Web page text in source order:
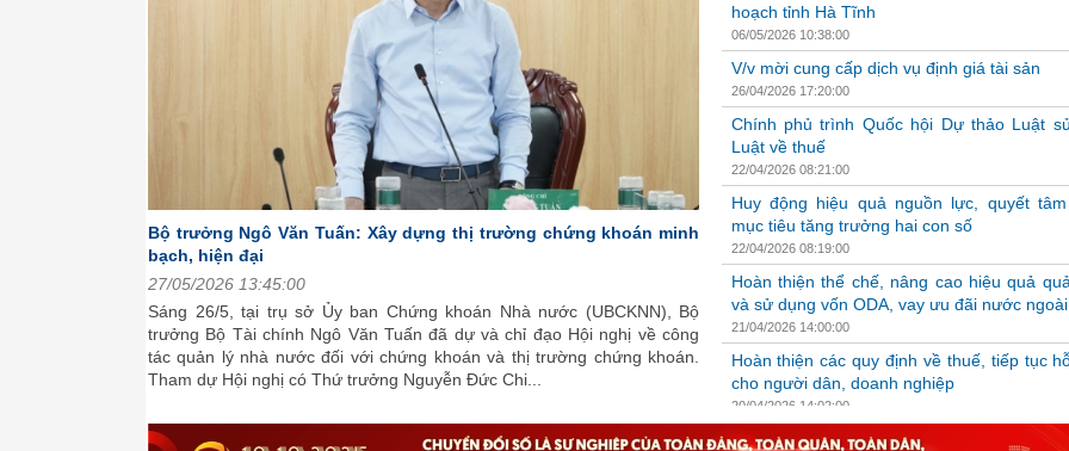
thực hiện định giá đối với tài sản...
hoạch tỉnh Hà Tĩnh
06/05/2026 10:38:00
V/v mời cung cấp dịch vụ định giá tài sản
26/04/2026 17:20:00
Chính phủ trình Quốc hội Dự thảo Luật
Luật về thuế
22/04/2026 08:21:00
Huy động hiệu quả nguồn lực, quyết
mục tiêu tăng trưởng hai con số
22/04/2026 08:19:00
Hoàn thiện thể chế, nâng cao hiệu quả
và sử dụng vốn ODA, vay ưu đãi nước ngoài
21/04/2026 14:00:00
Hoàn thiện các quy định về thuế, tiếp tục
cho người dân, doanh nghiệp
20/04/2026 14:02:00
Đẩy mạnh thực hành tiết kiệm, chống lãng